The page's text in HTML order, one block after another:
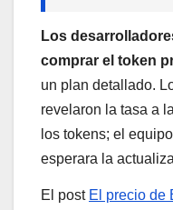
Los
comprar el token
un plan detallado.
revelaron la tasa a
los tokens; el
esperara la
El post El precio de